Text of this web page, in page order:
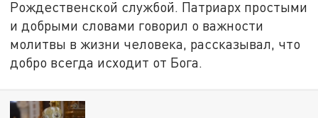
Рождественской службой. Патриарх простыми
и добрыми словами говорил о важности
молитвы в жизни человека, рассказывал, что
добро всегда исходит от Бога.